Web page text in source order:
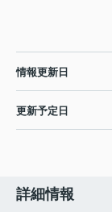
情報更新日
更新予定日
詳細情報